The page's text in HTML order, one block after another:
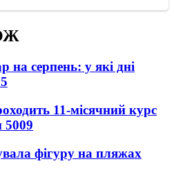
на серпень: у які дні
11-місячний курс
5009
фігуру на пляжах